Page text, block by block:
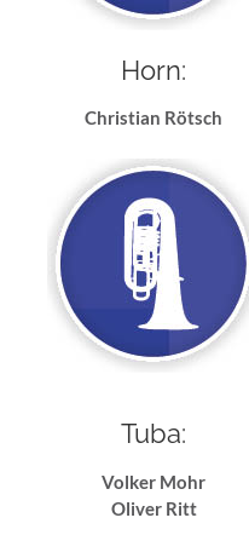
Horn:
Christian Rötsch
Tuba:
Volker Mohr
Oliver Ritt